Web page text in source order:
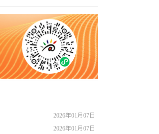
2026年01月07日
2026年01月07日